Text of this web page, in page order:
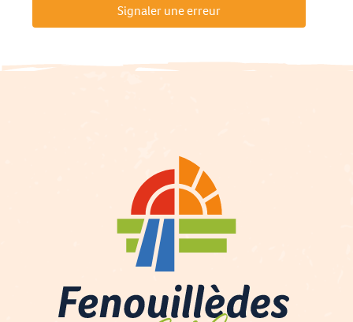
Signaler une erreur